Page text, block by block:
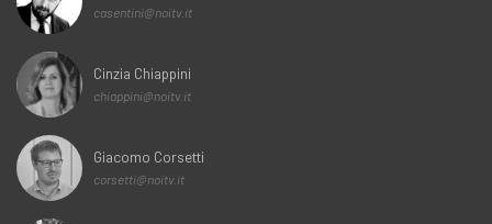
casentini@noitv.it
Cinzia Chiappini
chiappini@noitv.it
Giacomo Corsetti
corsetti@noitv.it